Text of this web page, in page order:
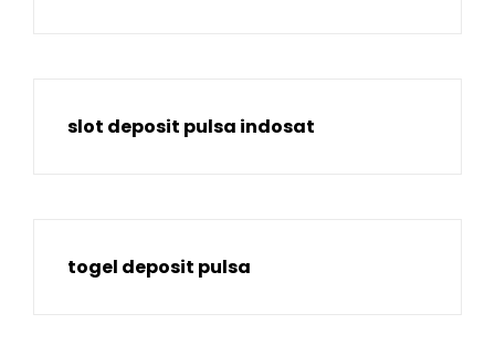
slot deposit pulsa indosat
togel deposit pulsa